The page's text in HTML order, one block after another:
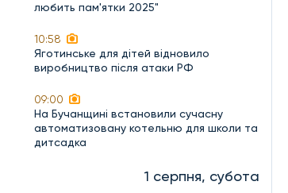
любить пам'ятки 2025"
10:58
Яготинське для дітей відновило
виробництво після атаки РФ
09:00
На Бучанщині встановили сучасну
автоматизовану котельню для школи та
дитсадка
1 серпня, субота